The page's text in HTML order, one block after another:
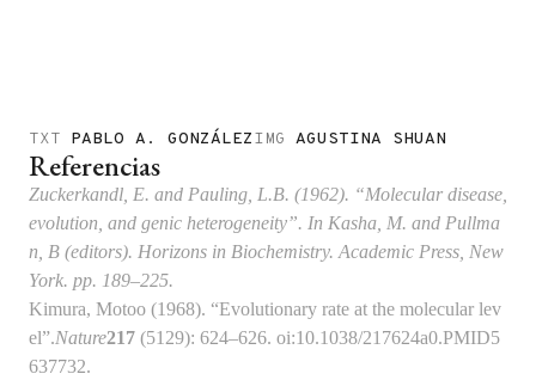
TXT PABLO A. GONZÁLEZIMG AGUSTINA SHUAN
Referencias
Zuckerkandl, E. and Pauling, L.B. (1962). “Molecular disease,
evolution, and genic heterogeneity”. In Kasha, M. and Pullma
n, B (editors). Horizons in Biochemistry. Academic Press, New
York. pp. 189–225.
Kimura, Motoo (1968). “Evolutionary rate at the molecular lev
el”.Nature217 (5129): 624–626. oi:10.1038/217624a0.PMID5
637732.